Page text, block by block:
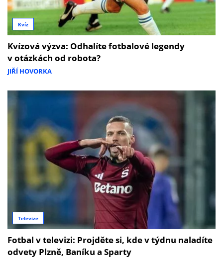
Kvíz
Kvízová výzva: Odhalíte fotbalové legendy
v otázkách od robota?
JIŘÍ HOVORKA
Televize
Fotbal v televizi: Projděte si, kde v týdnu naladíte
odvety Plzně, Baníku a Sparty